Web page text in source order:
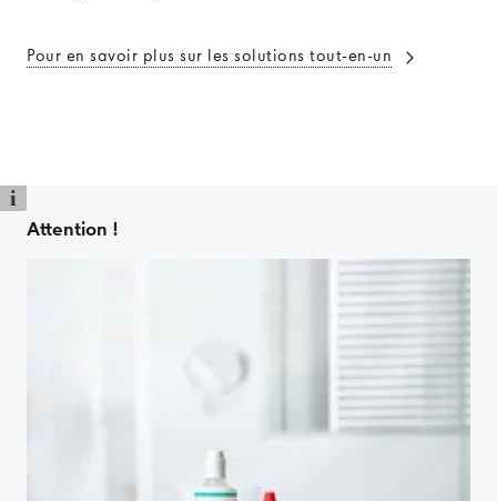
Pour en savoir plus sur les solutions tout-en-un
i
Attention !